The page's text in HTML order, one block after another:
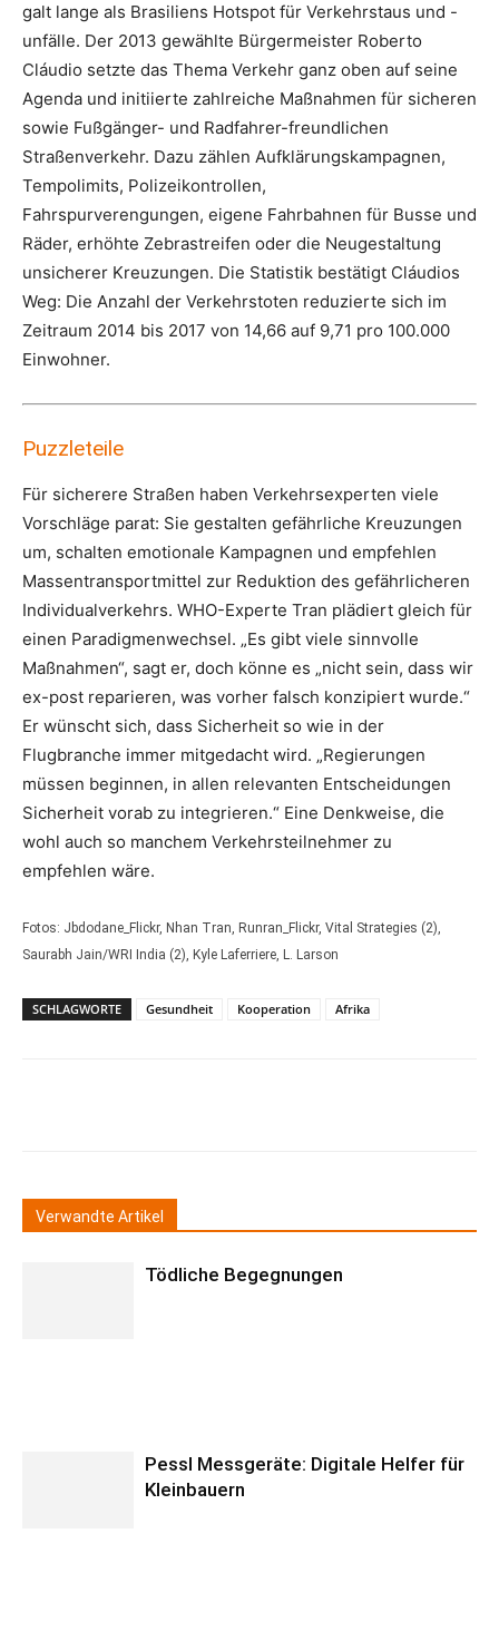
galt lange als Brasiliens Hotspot für Verkehrstaus und -
unfälle. Der 2013 gewählte Bürgermeister Roberto
Cláudio setzte das Thema Verkehr ganz oben auf seine
Agenda und initiierte zahlreiche Maßnahmen für sicheren
sowie Fußgänger- und Radfahrer-freundlichen
Straßenverkehr. Dazu zählen Aufklärungskampagnen,
Tempolimits, Polizeikontrollen,
Fahrspurverengungen, eigene Fahrbahnen für Busse und
Räder, erhöhte Zebrastreifen oder die Neugestaltung
unsicherer Kreuzungen. Die Statistik bestätigt Cláudios
Weg: Die Anzahl der Verkehrstoten reduzierte sich im
Zeitraum 2014 bis 2017 von 14,66 auf 9,71 pro 100.000
Einwohner.
Puzzleteile
Für sicherere Straßen haben Verkehrsexperten viele
Vorschläge parat: Sie gestalten gefährliche Kreuzungen
um, schalten emotionale Kampagnen und empfehlen
Massentransportmittel zur Reduktion des gefährlicheren
Individualverkehrs. WHO-Experte Tran plädiert gleich für
einen Paradigmenwechsel. „Es gibt viele sinnvolle
Maßnahmen“, sagt er, doch könne es „nicht sein, dass wir
ex-post reparieren, was vorher falsch konzipiert wurde.“
Er wünscht sich, dass Sicherheit so wie in der
Flugbranche immer mitgedacht wird. „Regierungen
müssen beginnen, in allen relevanten Entscheidungen
Sicherheit vorab zu integrieren.“ Eine Denkweise, die
wohl auch so manchem Verkehrsteilnehmer zu
empfehlen wäre.
Fotos: Jbdodane_Flickr, Nhan Tran, Runran_Flickr, Vital Strategies (2),
Saurabh Jain/WRI India (2), Kyle Laferriere, L. Larson
SCHLAGWORTE Gesundheit Kooperation Afrika
Verwandte Artikel
Tödliche Begegnungen
Pessl Messgeräte: Digitale Helfer für
Kleinbauern